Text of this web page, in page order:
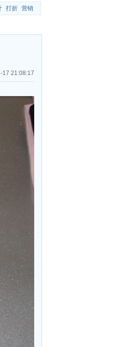
打折 营销
17 21:08:17